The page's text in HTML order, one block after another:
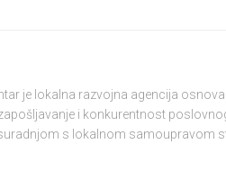
je lokalna razvojna agencija
i konkurentnost
s lokalnom samoupravom